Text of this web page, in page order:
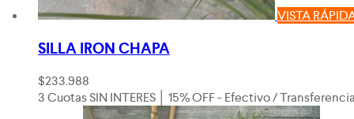
VISTA
SILLA IRON CHAPA
$233.988
3 Cuotas SIN INTERES │ 15% OFF - Efectivo /